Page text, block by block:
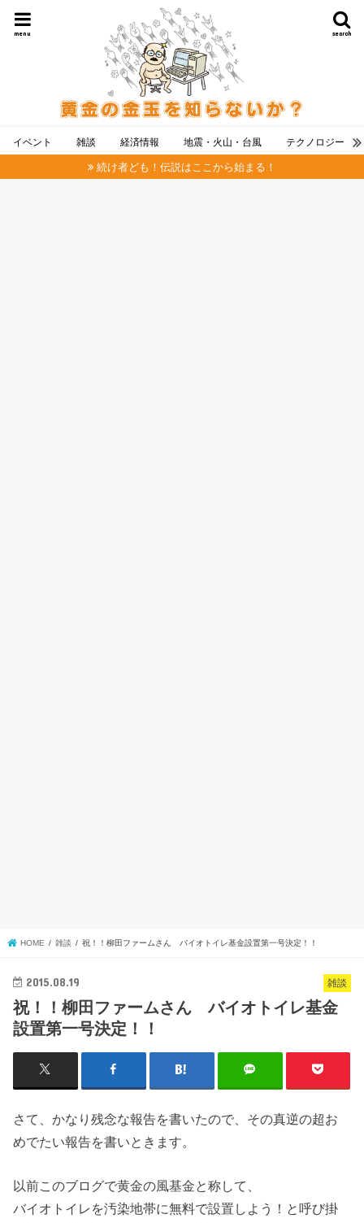
search
menu
イベント 雑談 経済情報 地震・火山・台風 テクノロジー
続け者ども！伝説はここから始まる！
HOME 雑談 祝！！柳田ファームさん バイオトイレ基金設置第一号決定！！
雑談
2015.08.19
祝！！柳田ファームさん バイオトイレ基金
設置第一号決定！！
さて、かなり残念な報告を書いたので、その真逆の超お
めでたい報告を書いときます。
以前このブログで黄金の風基金と称して、
バイオトイレを汚染地帯に無料で設置しよう！と呼び掛